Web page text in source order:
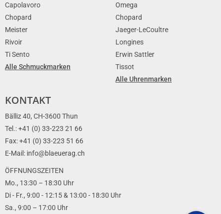
Capolavoro
Chopard
Meister
Rivoir
Ti Sento
Alle Schmuckmarken
Omega
Chopard
Jaeger-LeCoultre
Longines
Erwin Sattler
Tissot
Alle Uhrenmarken
KONTAKT
Bälliz 40, CH-3600 Thun
Tel.: +41 (0) 33-223 21 66
Fax: +41 (0) 33-223 51 66
E-Mail: info@blaeuerag.ch
ÖFFNUNGSZEITEN
Mo., 13:30 – 18:30 Uhr
Di - Fr., 9:00 - 12:15 & 13:00 - 18:30 Uhr
Sa., 9:00 – 17:00 Uhr